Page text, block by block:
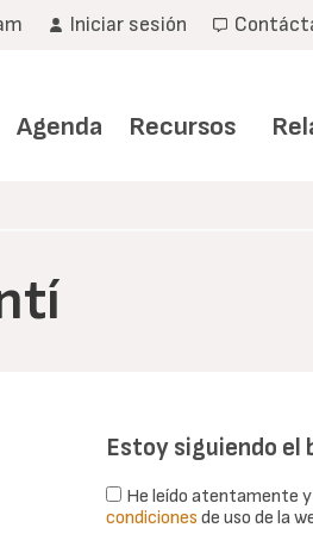
Iniciar sesión
Agenda Recursos
Estoy siguiendo el
He leído atentamente
condiciones de uso de la